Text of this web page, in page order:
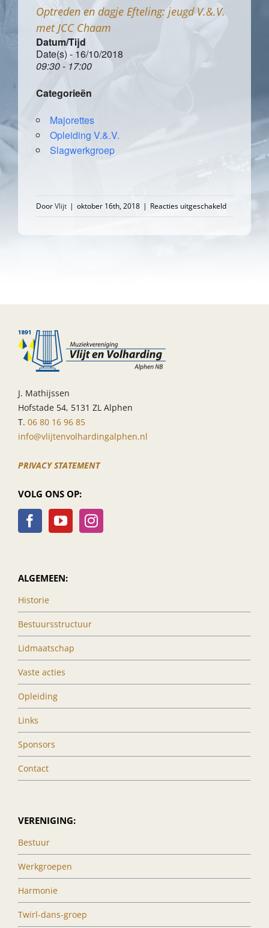
Optreden en dagje Efteling: jeugd V.&.V.
met JCC Chaam
Datum/Tijd
Date(s) - 16/10/2018
09:30 - 17:00
Categorieën
Majorettes
Opleiding V.&.V.
Slagwerkgroep
DoorVlijt | oktober 16th, 2018 | Reacties uitgeschakeldvoor
met
J. Mathijssen
Hofstade 54, 5131 ZL Alphen
T. 06 80 16 96 85
info@vlijtenvolhardingalphen.nl
PRIVACY STATEMENT
VOLG ONS OP:
ALGEMEEN:
Historie
Bestuursstructuur
Lidmaatschap
Vaste acties
Opleiding
Links
Sponsors
Contact
VERENIGING:
Bestuur
Werkgroepen
Harmonie
Twirl-dans-groep